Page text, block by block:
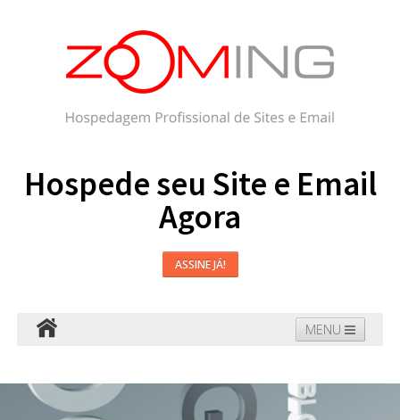
Hospede seu Site e Email
Agora
ASSINE JÁ!
MENU
Domínios Blog Suporte